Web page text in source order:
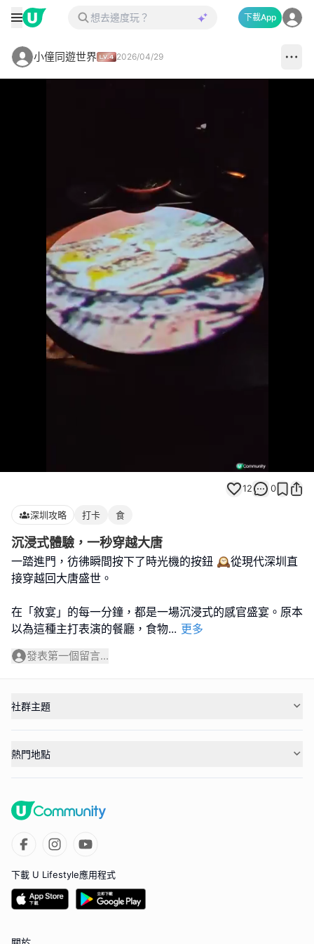
下載App
小僮同遊世界 2026/04/29
100.00%
12 0
深圳攻略 打卡 食
沉浸式體驗，一秒穿越大唐
​一踏進門，彷彿瞬間按下了時光機的按鈕 🕰️從現代深圳直
接穿越回大唐盛世。
在「敘宴」的每一分鐘，都是一場沉浸式的感官盛宴。​原本
以為這種主打表演的餐廳，食物... 更多
發表第一個留言...
社群主題
熱門地點
下載 U Lifestyle應用程式